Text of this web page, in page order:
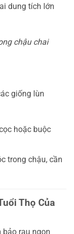
dung tích lớn
chậu chai
giống lùn
hoặc buộc
trong chậu, cần
Thọ Của
rau ngon